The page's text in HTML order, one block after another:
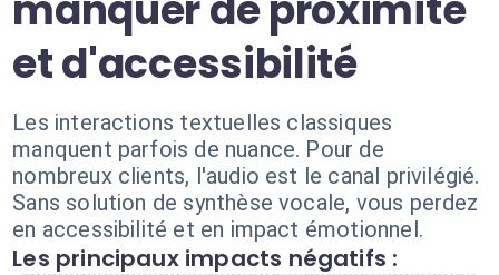
et d'accessibilité
Les interactions textuelles classiques
manquent parfois de nuance. Pour de
nombreux clients, l'audio est le canal privilégié.
Sans solution de synthèse vocale, vous perdez
en accessibilité et en impact émotionnel.
Les principaux impacts négatifs :